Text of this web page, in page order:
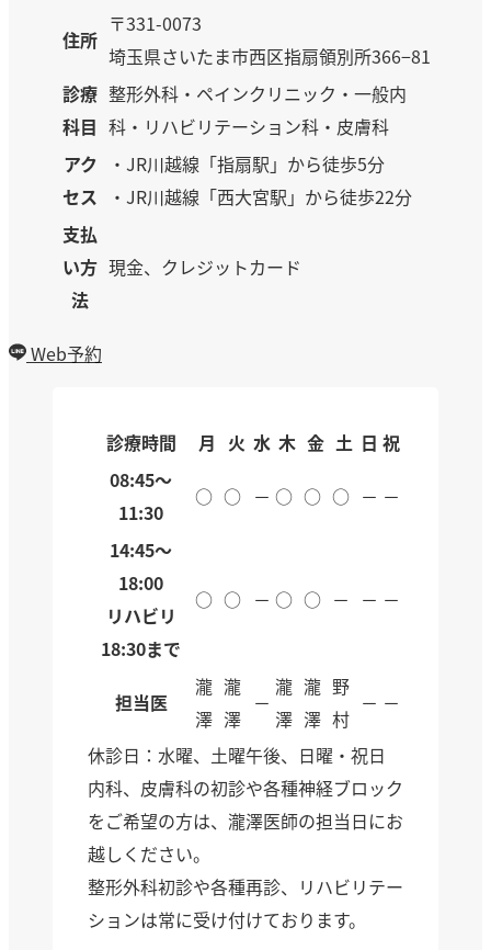
住所
〒331-0073
埼玉県さいたま市西区指扇領別所366−81
診療
科目
整形外科・ペインクリニック・一般内
科・リハビリテーション科・皮膚科
アク
セス
・JR川越線「指扇駅」から徒歩5分
・JR川越線「西大宮駅」から徒歩22分
支払
い方
法
現金、クレジットカード
Web予約
診療時間 月 火 水 木 金 土 日 祝
08:45～
11:30
○ ○ － ○ ○ ○ － －
14:45～
18:00
リハビリ
18:30まで
○ ○ － ○ ○ － － －
担当医
瀧
澤
瀧
澤
－
瀧
澤
瀧
澤
野
村
－ －
休診日：水曜、土曜午後、日曜・祝日
内科、皮膚科の初診や各種神経ブロック
をご希望の方は、瀧澤医師の担当日にお
越しください。
整形外科初診や各種再診、リハビリテー
ションは常に受け付けております。